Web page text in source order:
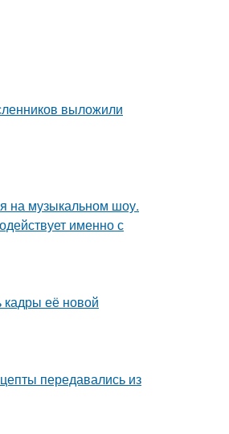
выложили
на музыкальном шоу.
именно с
кадры её новой
передавались из